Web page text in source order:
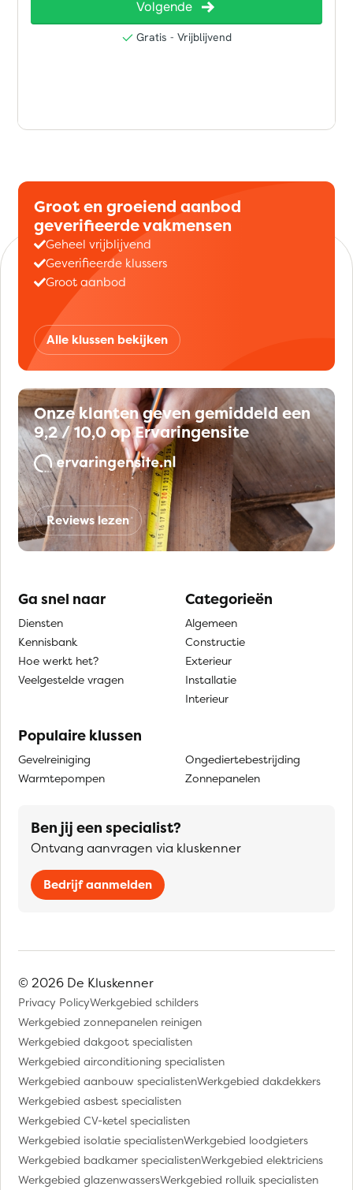
Groot en groeiend aanbod
geverifieerde vakmensen
Geheel vrijblijvend
Geverifieerde klussers
Groot aanbod
Alle klussen bekijken
Onze klanten geven gemiddeld een
9,2 / 10,0 op Ervaringensite
Reviews lezen
Ga snel naar
Diensten
Kennisbank
Hoe werkt het?
Veelgestelde vragen
Categorieën
Algemeen
Constructie
Exterieur
Installatie
Interieur
Populaire klussen
Gevelreiniging
Warmtepompen
Ongediertebestrijding
Zonnepanelen
Ben jij een specialist?
Ontvang aanvragen via kluskenner
Bedrijf aanmelden
© 2026 De Kluskenner
Privacy PolicyWerkgebied schilders
Werkgebied zonnepanelen reinigen
Werkgebied dakgoot specialisten
Werkgebied airconditioning specialisten
Werkgebied aanbouw specialistenWerkgebied dakdekkers
Werkgebied asbest specialisten
Werkgebied CV-ketel specialisten
Werkgebied isolatie specialistenWerkgebied loodgieters
Werkgebied badkamer specialistenWerkgebied elektriciens
Werkgebied glazenwassersWerkgebied rolluik specialisten